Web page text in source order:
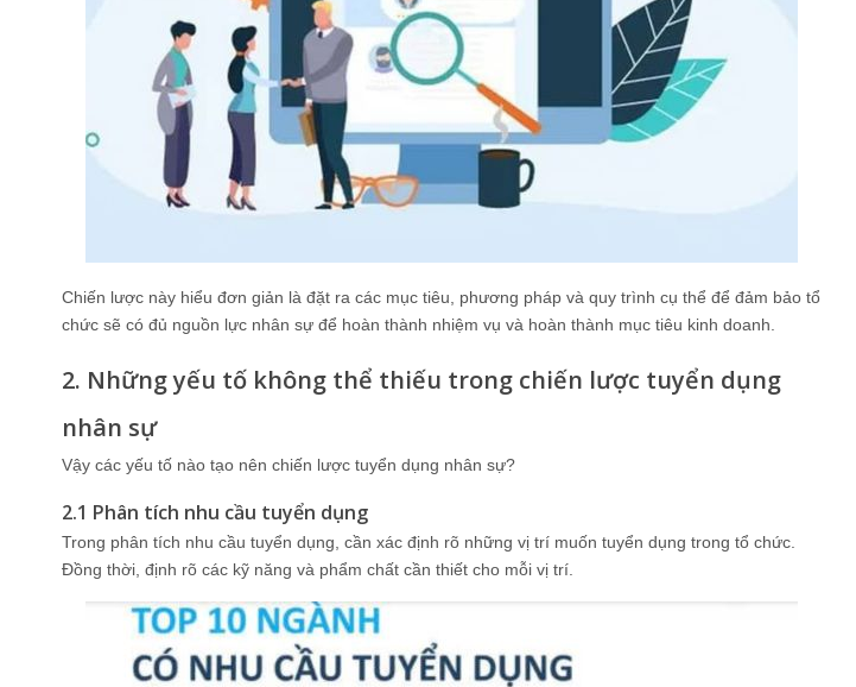
Chiến lược này hiểu đơn giản là đặt ra các mục tiêu, phương pháp và quy trình cụ thể để đảm bảo tổ
chức sẽ có đủ nguồn lực nhân sự để hoàn thành nhiệm vụ và hoàn thành mục tiêu kinh doanh.
2. Những yếu tố không thể thiếu trong chiến lược tuyển dụng
nhân sự
Vậy các yếu tố nào tạo nên chiến lược tuyển dụng nhân sự?
2.1 Phân tích nhu cầu tuyển dụng
Trong phân tích nhu cầu tuyển dụng, cần xác định rõ những vị trí muốn tuyển dụng trong tổ chức.
Đồng thời, định rõ các kỹ năng và phẩm chất cần thiết cho mỗi vị trí.